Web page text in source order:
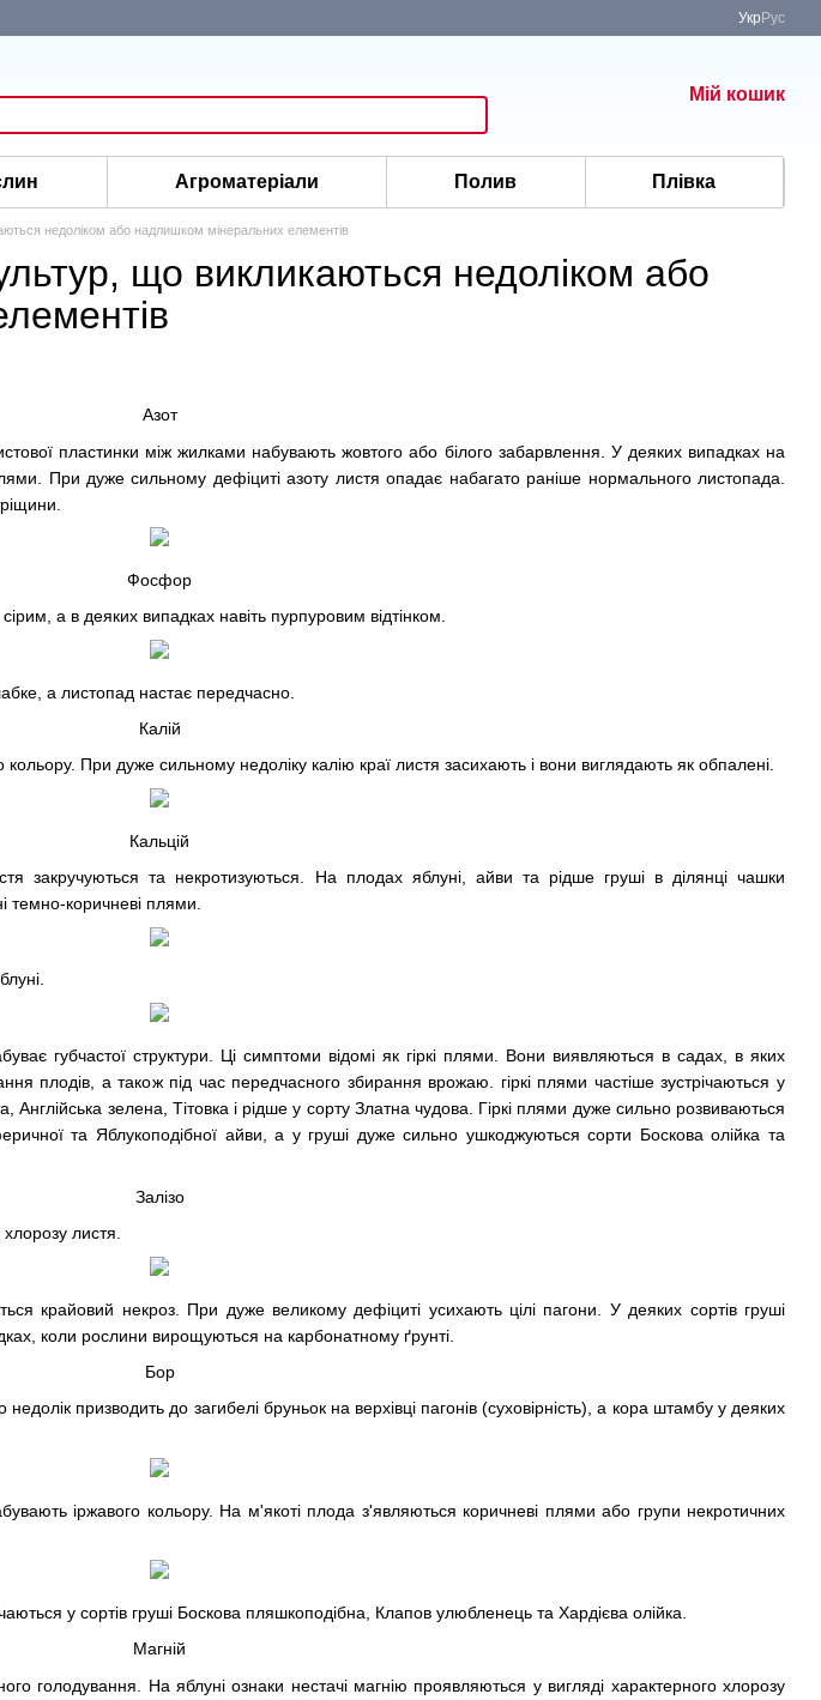
Укр Рус
Мій кошик
Агроматеріали Полив Плівка
недоліком або надлишком мінеральних елементів
що викликаються недоліком або
Азот
пластинки між жилками набувають жовтого або білого забарвлення. У деяких випадках на
При дуже сильному дефіциті азоту листя опадає набагато раніше нормального листопада.
Фосфор
а в деяких випадках навіть пурпуровим відтінком.
а листопад настає передчасно.
Калій
При дуже сильному недоліку калію краї листя засихають і вони виглядають як обпалені.
Кальцій
закручуються та некротизуються. На плодах яблуні, айви та рідше груші в ділянці чашки
темно-коричневі плями.
губчастої структури. Ці симптоми відомі як гіркі плями. Вони виявляються в садах, в яких
плодів, а також під час передчасного збирання врожаю. гіркі плями частіше зустрічаються у
зелена, Тітовка і рідше у сорту Златна чудова. Гіркі плями дуже сильно розвиваються
та Яблукоподібної айви, а у груші дуже сильно ушкоджуються сорти Боскова олійка та
Залізо
хлорозу листя.
крайовий некроз. При дуже великому дефіциті усихають цілі пагони. У деяких сортів груші
коли рослини вирощуються на карбонатному ґрунті.
Бор
призводить до загибелі бруньок на верхівці пагонів (суховірність), а кора штамбу у деяких
іржавого кольору. На м'якоті плода з'являються коричневі плями або групи некротичних
у сортів груші Боскова пляшкоподібна, Клапов улюбленець та Хардієва олійка.
Магній
голодування. На яблуні ознаки нестачі магнію проявляються у вигляді характерного хлорозу